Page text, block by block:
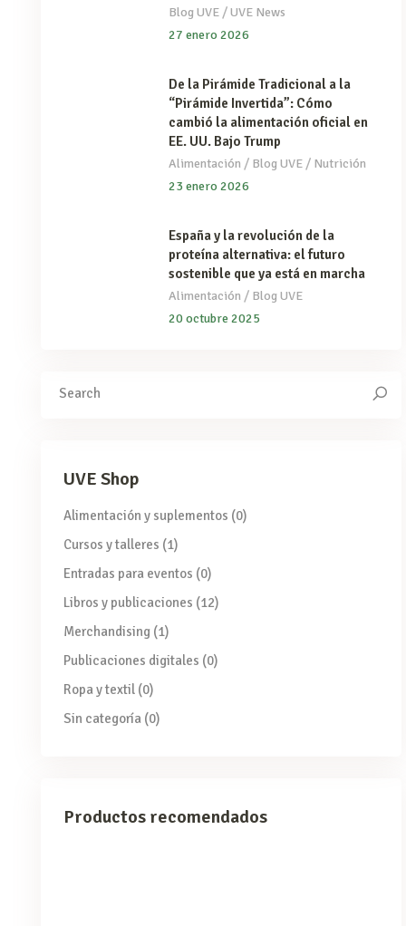
Blog UVE/UVE News
27 enero 2026
De la Pirámide Tradicional a la
“Pirámide Invertida”: Cómo
cambió la alimentación oficial en
EE. UU. Bajo Trump
Alimentación / Blog UVE/ Nutrición
23 enero 2026
España y la revolución de la
proteína alternativa: el futuro
sostenible que ya está en marcha
Alimentación / Blog UVE
20 octubre 2025
UVE Shop
Alimentación y suplementos (0)
Cursos y talleres (1)
Entradas para eventos (0)
Libros y publicaciones (12)
Merchandising (1)
Publicaciones digitales (0)
Ropa y textil (0)
Sin categoría (0)
Productos recomendados